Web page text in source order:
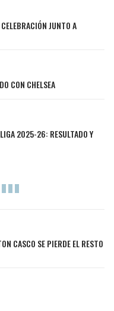
JUNTO A
CON CHELSEA
2025-26: RESULTADO Y
CASCO SE PIERDE EL RESTO